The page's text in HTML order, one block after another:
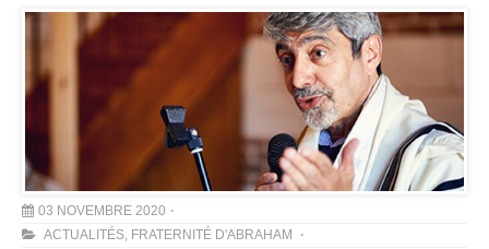
03 NOVEMBRE 2020
ACTUALITÉS, FRATERNITÉ D'ABRAHAM